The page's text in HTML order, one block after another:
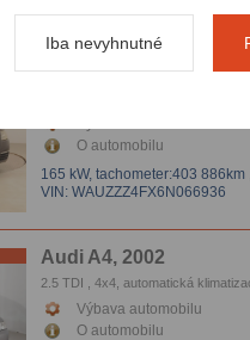
Audi A6, 2005
Koža
O automobilu
165 kW, tachometer:403 886km
VIN: WAUZZZ4FX6N066936
Audi A4, 2002
2.5 TDI , 4x4, automatická
Výbava automobilu
O automobilu
Iba nevyhnutné